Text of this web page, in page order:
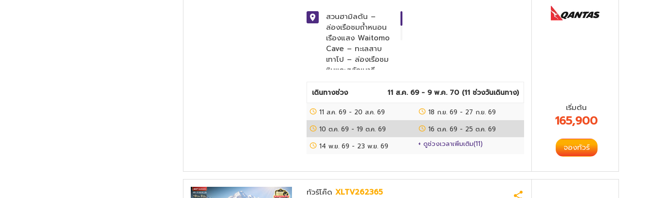
Geyser – หมู่บ้านฮ
อบบิท – ล่องเรือชม
อ่าวโอ๊คแลนด์ –
Sky Tower –
Mount Eden –
Harbour Bridge
ยมเอาท์เล็ต
สวนฮามิลตัน –
ล่องเรือชมถ้ำหนอน
เรืองแสง Waitomo
Cave – ทะเลสาบ
เทาโป – ล่องเรือชม
หินแกะสลักเมารี –
กระเช้าวาคาปาปา –
ใต้ดินโอราเกีย – ชม
เมืองเนเปียร์ – แห
ลมคิดแนปเปอร์ –
ชมนกแกนเน็ต – ชม
Vineyards – ฟาร์ม
พาราไดซ์ วัลเลย์
เดินทางช่วง 11 ส.ค. 69 - 9 พ.ค. 70 (11ช่วงวันเดินทาง)
11 ส.ค. 69 - 20 ส.ค. 69 18 ก.ย. 69 - 27 ก.ย. 69
10 ต.ค. 69 -19 ต.ค. 69 16 ต.ค. 69 - 25 ต.ค. 69
14 พ.ย. 69 - 23 พ.ย. 69 + ดูช่วงเวลาเพิ่มเติม(11)
เริ่มต้น
165,900
จองทัวร์
ทัวร์โค๊ดXLTV262365